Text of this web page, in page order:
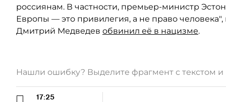
россиянам. В частности, премьер-министр
Европы — это привилегия, а не право
Дмитрий Медведев обвинил её в нацизме.
Нашли ошибку? Выделите фрагмент с текстом
17:25